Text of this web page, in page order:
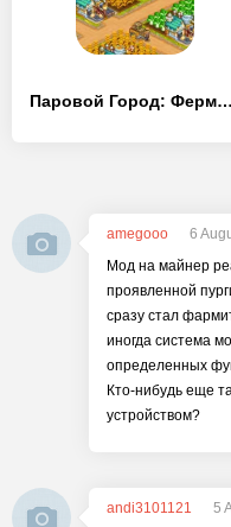
Паровой Город: Ферма и битва
amegooo
6
Мод на майнер
проявленной
сразу стал
иногда система
определенных
Кто-нибудь еще
устройством?
andi3101121
5